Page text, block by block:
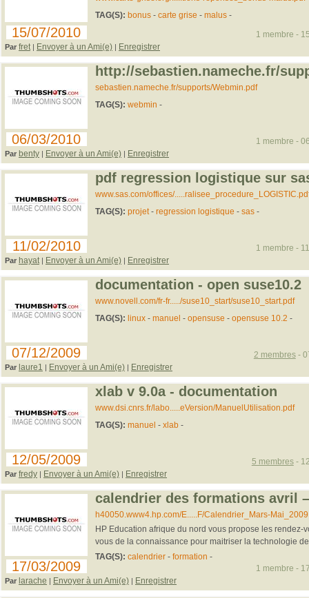
15/07/2010
TAG(S): bonus- carte grise - malus-
Par fret | Envoyer à un Ami(e) | Enregistrer
1 membre -
06/03/2010
http://sebastien.nameche.fr/
sebastien.nameche.fr/supports/Webmin.pdf
TAG(S): webmin -
Par benty | Envoyer à un Ami(e) | Enregistrer
1 membre -
11/02/2010
pdf regression logistique sur
www.sas.com/offices/
TAG(S): projet- regression logistique - sas -
Par hayat | Envoyer à un Ami(e) | Enregistrer
1 membre -
07/12/2009
documentation - open suse10.2
www.novell.com/fr-fr...../suse10_start/suse10_start.pdf
TAG(S): linux- manuel - opensuse - opensuse 10.2 -
Par laure1 | Envoyer à un Ami(e) | Enregistrer
2 membres-
12/05/2009
xlab v 9.0a - documentation
www.dsi.cnrs.fr/labo.....eVersion/ManuelUtilisation.pdf
TAG(S): manuel - xlab-
Par fredy | Envoyer à un Ami(e) | Enregistrer
5 membres-
17/03/2009
calendrier des formations avril
h40050.www4.hp.com/E.....F/Calendrier_Mars-
HP Education afrique du nord vous propose les rendez-
vous de la connaissance pour maitriser la technologie
TAG(S): calendrier- formation -
Par larache | Envoyer à un Ami(e) | Enregistrer
1 membre -